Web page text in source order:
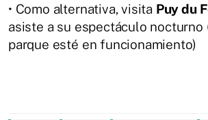
• Como alternativa, visita Puy du
asiste a su espectáculo nocturno
parque esté en funcionamiento)